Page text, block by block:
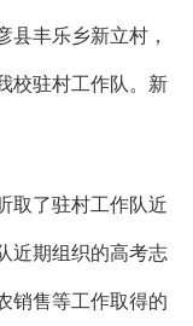
县丰乐乡新立村，
校驻村工作队。新
取了驻村工作队近
近期组织的高考志
销售等工作取得的